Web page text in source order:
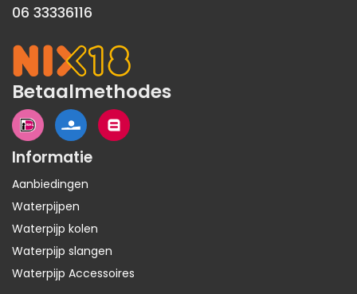
06 33336116
Betaalmethodes
Informatie
Aanbiedingen
Waterpijpen
Waterpijp kolen
Waterpijp slangen
Waterpijp Accessoires